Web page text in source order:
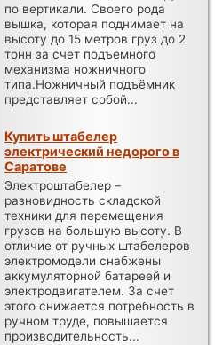
по вертикали. Своего рода
вышка, которая поднимает на
высоту до 15 метров груз до 2
тонн за счет подъемного
механизма ножничного
типа.Ножничный подъёмник
представляет собой...
Купить штабелер
электрический недорого в
Саратове
Электроштабелер –
разновидность складской
техники для перемещения
грузов на большую высоту. В
отличие от ручных штабелеров
электромодели снабжены
аккумуляторной батареей и
электродвигателем. За счет
этого снижается потребность в
ручном труде, повышается
производительность...